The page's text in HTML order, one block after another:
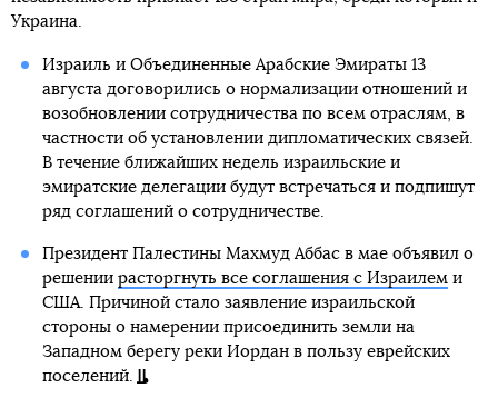
Украина.
Израиль и Объединенные Арабские Эмираты 13
августа договорились о нормализации отношений и
возобновлении сотрудничества по всем отраслям, в
частности об установлении дипломатических связей.
В течение ближайших недель израильские и
эмиратские делегации будут встречаться и подпишут
ряд соглашений о сотрудничестве.
Президент Палестины Махмуд Аббас в мае объявил о
решении расторгнуть все соглашения с Израилеми
США. Причиной стало заявление израильской
стороны о намерении присоединить земли на
Западном берегу реки Иордан в пользу еврейских
поселений.